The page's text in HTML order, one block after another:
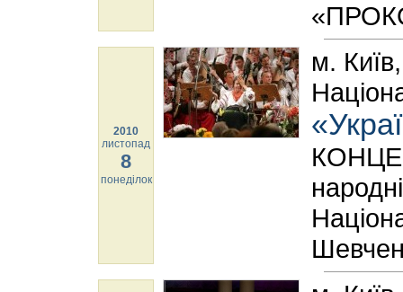
2010
листопад
8
понеділок
м.